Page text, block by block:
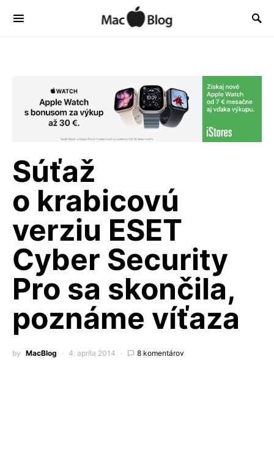
Súťaž
o krabicovú
verziu ESET
Cyber Security
Pro sa skončila,
poznáme víťaza
by MacBlog 4. apríla 2014 8 komentárov